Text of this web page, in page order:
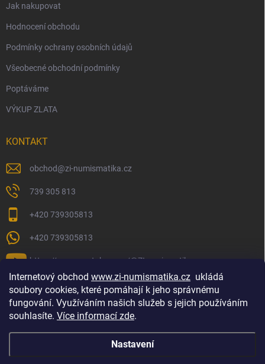
Internetový obchod www.zi-numismatika.cz ukládá
soubory cookies, které pomáhají k jeho správnému
fungování. Využíváním našich služeb s jejich používáním
souhlasíte. Více informací zde.
Nastavení
Jak nakupovat
Hodnocení obchodu
Podmínky ochrany osobních údajů
Všeobecné obchodní podmínky
Poptáváme
VÝKUP ZLATA
KONTAKT
obchod@zi-numismatika.cz
739 305 813
+420 739305813
+420 739305813
https://www.youtube.com/@ZInumismatika
Zlaté investování Golf shop Golfstart Houby a bylinky